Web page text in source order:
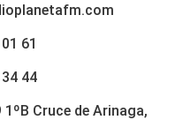
61
44
Cruce de Arinaga,